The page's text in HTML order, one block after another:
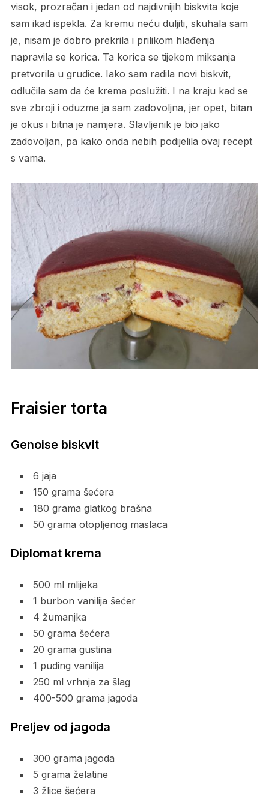
visok, prozračan i jedan od najdivnijih biskvita koje
sam ikad ispekla. Za kremu neću duljiti, skuhala sam
je, nisam je dobro prekrila i prilikom hlađenja
napravila se korica. Ta korica se tijekom miksanja
pretvorila u grudice. Iako sam radila novi biskvit,
odlučila sam da će krema poslužiti. I na kraju kad se
sve zbroji i oduzme ja sam zadovoljna, jer opet, bitan
je okus i bitna je namjera. Slavljenik je bio jako
zadovoljan, pa kako onda nebih podijelila ovaj recept
s vama.
Fraisier torta
Genoise biskvit
6 jaja
150 grama šećera
180 grama glatkog brašna
50 grama otopljenog maslaca
Diplomat krema
500 ml mlijeka
1 burbon vanilija šećer
4 žumanjka
50 grama šećera
20 grama gustina
1 puding vanilija
250 ml vrhnja za šlag
400-500 grama jagoda
Preljev od jagoda
300 grama jagoda
5 grama želatine
3 žlice šećera